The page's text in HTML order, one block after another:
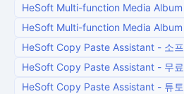
HeSoft Multi-function Media
HeSoft Multi-function Media
HeSoft Copy Paste Assistant - 소
HeSoft Copy Paste Assistant - 무
HeSoft Copy Paste Assistant - 튜